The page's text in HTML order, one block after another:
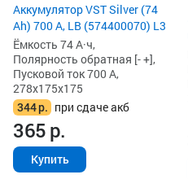
Аккумулятор VST Silver (74
Ah) 700 А, LB (574400070) L3
Ёмкость 74 А·ч,
Полярность обратная [- +],
Пусковой ток 700 А,
278x175x175
344р. при сдаче акб
365р.
Купить